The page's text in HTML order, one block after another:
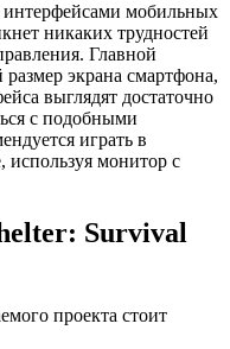
мобильных
никаких трудностей
Главной
экрана смартфона,
выглядят достаточно
с подобными
играть в
монитор с
Survival
проекта стоит